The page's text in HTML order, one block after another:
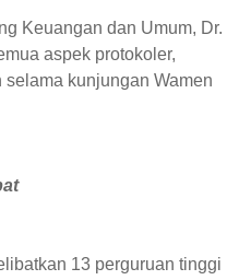
Keuangan dan Umum, Dr.
aspek protokoler,
kunjungan Wamen
13 perguruan tinggi